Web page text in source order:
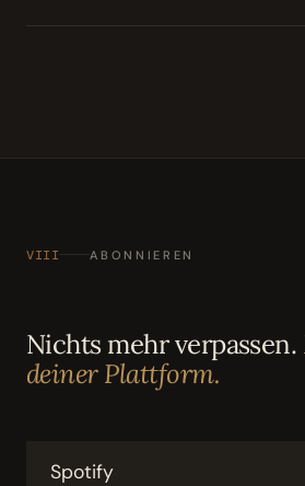
VIII ABONNIEREN
Nichts mehr verpassen.
deiner Plattform.
Spotify